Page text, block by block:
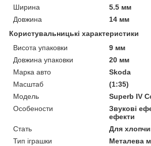
Ширина
5.5 мм
Довжина
14 мм
Користувальницькі характеристики
Висота упаковки
9 мм
Довжина упаковки
20 мм
Марка авто
Skoda
Масштаб
(1:35)
Мoдель
Superb IV
Особености
Звукові
ефекти
Стать
Для
Тип іграшки
Металева